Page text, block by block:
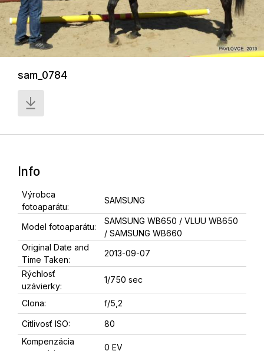
sam_0784
Info
Výrobca
fotoaparátu:
SAMSUNG
Model fotoaparátu:
SAMSUNG WB650 / VLUU WB650
/ SAMSUNG WB660
Original Date and
Time Taken:
2013-09-07
Rýchlosť
uzávierky:
1/750 sec
Clona: f/5,2
Citlivosť ISO:
80
Kompenzácia
0 EV